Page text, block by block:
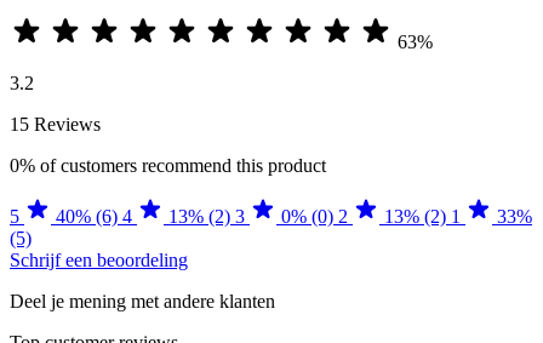
63%
3.2
15 Reviews
0% of customers recommend this product
5 40% (6) 4 13% (2) 3 0% (0) 2 13% (2) 1
33%
(5)
Schrijf een beoordeling
Deel je mening met andere klanten